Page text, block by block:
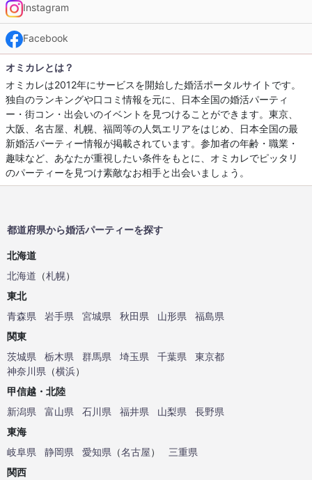
Instagram
Facebook
オミカレとは？
オミカレは2012年にサービスを開始した婚活ポータルサイトです。
独自のランキングや口コミ情報を元に、日本全国の婚活パーティ
ー・街コン・出会いのイベントを見つけることができます。東京、
大阪、名古屋、札幌、福岡等の人気エリアをはじめ、日本全国の最
新婚活パーティー情報が掲載されています。参加者の年齢・職業・
趣味など、あなたが重視したい条件をもとに、オミカレでピッタリ
のパーティーを見つけ素敵なお相手と出会いましょう。
都道府県から婚活パーティーを探す
北海道
北海道 （札幌）
東北
青森県
岩手県 宮城県 秋田県 山形県
福島県
関東
茨城県
栃木県 群馬県 埼玉県 千葉県
東京都
神奈川県 （横浜）
甲信越・北陸
新潟県
富山県 石川県 福井県 山梨県
長野県
東海
岐阜県
静岡県 愛知県 （名古屋）
三重県
関西